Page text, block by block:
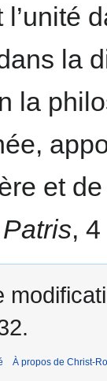
l’unité
la
la
et
,
À propos de Christ-